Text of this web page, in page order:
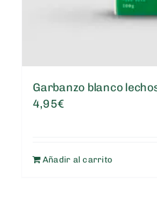
Garbanzo blanco
4,95€
Añadir al carrito